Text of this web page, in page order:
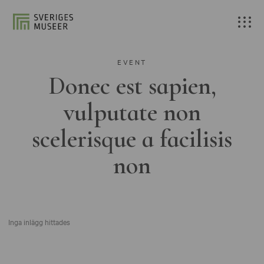
EVENT
Donec est sapien,
vulputate non
scelerisque a facilisis
non
Inga inlägg hittades